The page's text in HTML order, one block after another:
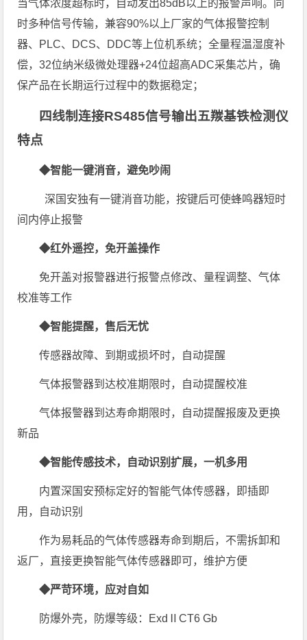
当气体浓度超标时，自动发出85dB以上的报警声响。同
时多种信号传输，兼容90%以上厂家的气体报警控制
器、PLC、DCS、DDC等上位机系统；全量程温湿度补
偿，32位纳米级微处理器+24位超高ADC采集芯片，确
保产品在长期运行过程中的数据稳定；
四线制连接RS485信号输出五羰基铁检测仪
特点
◆智能一键消音，避免吵闹
深国安独有一键消音功能，按键后可使蜂鸣器短时
间内停止报警
◆红外遥控，免开盖操作
免开盖对报警器进行报警点修改、量程调整、气体
校准等工作
◆智能提醒，售后无忧
传感器故障、到期或损坏时，自动提醒
气体报警器到达校准期限时，自动提醒校准
气体报警器到达寿命期限时，自动提醒报废及更换
新品
◆智能传感技术，自动识别扩展，一机多用
内置深国安预标定好的智能气体传感器，即插即
用，自动识别
作为易耗品的气体传感器寿命到期后，不需拆卸和
返厂，直接更换智能气体传感器即可，维护方便
◆严苛环境，应对自如
防爆外壳，防爆等级：ExdⅡCT6 Gb